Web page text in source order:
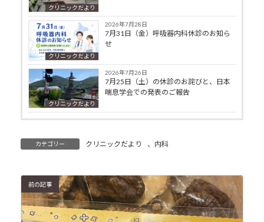
クリニックだより
クリニックだより
2026年7月28日
7月31日（金）呼吸器内科休診のお知ら
せ
クリニックだより
2026年7月26日
7月25日（土）の休診のお詫びと、日本
喘息学会での発表のご報告
カテゴリー クリニックだより 、 内科
前の記事